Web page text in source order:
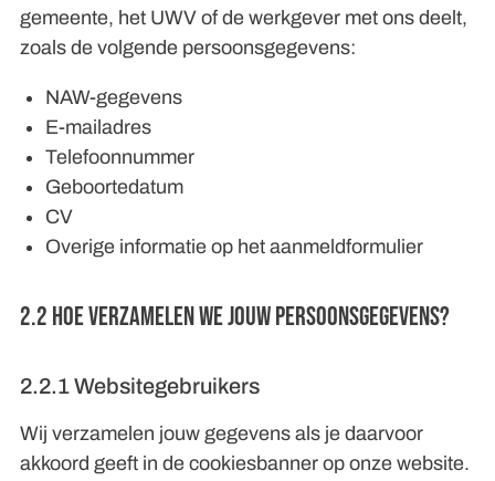
gemeente, het UWV of de werkgever met ons deelt,
zoals de volgende persoonsgegevens:
NAW-gegevens
E-mailadres
Telefoonnummer
Geboortedatum
CV
Overige informatie op het aanmeldformulier
2.2 Hoe verzamelen we jouw persoonsgegevens?
2.2.1 Websitegebruikers
Wij verzamelen jouw gegevens als je daarvoor
akkoord geeft in de cookiesbanner op onze website.